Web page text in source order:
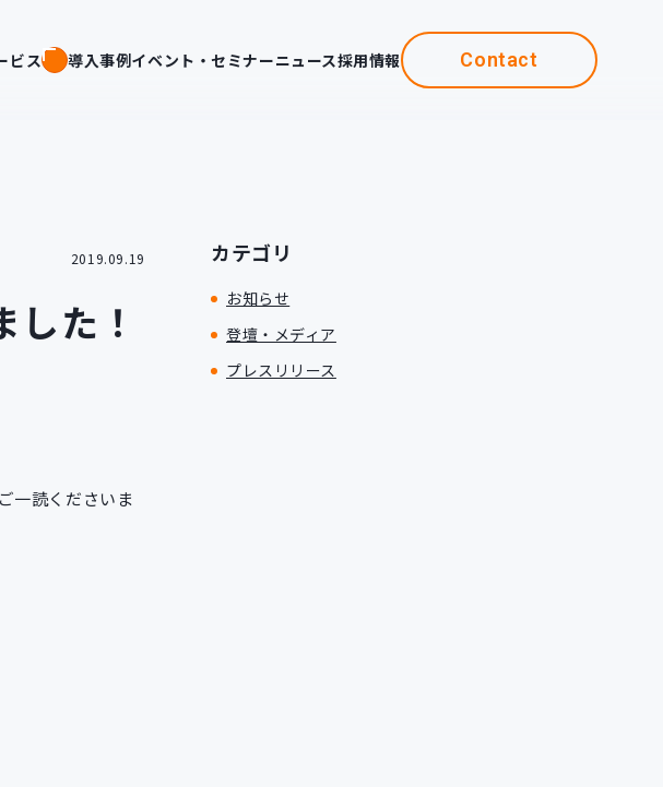
ビス 導入事例イベント・セミナーニュース採用情報 Contact
2019.09.19
た！
一読くださいま
カテゴリ
お知らせ
登壇・メディア
プレスリリース